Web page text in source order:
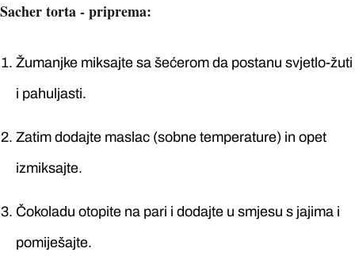
Sacher torta - priprema:
Žumanjke miksajte sa šećerom da postanu svjetlo-žuti
i pahuljasti.
Zatim dodajte maslac (sobne temperature) in opet
izmiksajte.
Čokoladu otopite na pari i dodajte u smjesu s jajima i
pomiješajte.